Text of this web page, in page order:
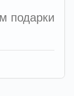
подарки